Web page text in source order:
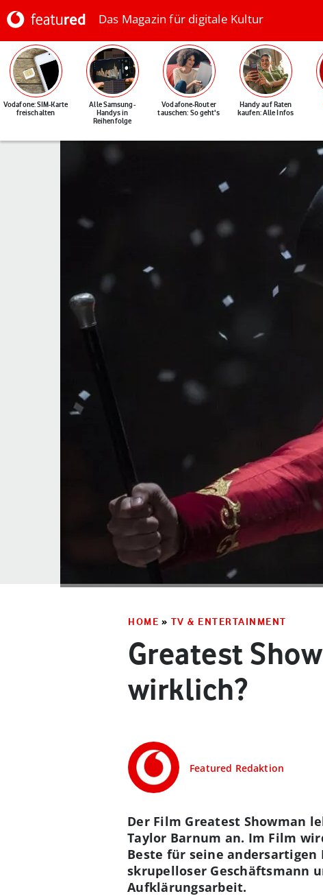
Das Magazin für digitale Kultur
Vodafone: SIM-Karte
freischalten
Alle Samsung-
Handys in
Reihenfolge
Vodafone-Router
tauschen: So geht's
Handy auf Raten
kaufen: Alle Infos
HOME » TV & ENTERTAINMENT
Greatest
wirklich?
Featured Redaktion
Der Film Greatest Showman
Taylor Barnum an. Im Film
Beste für seine
skrupelloser Geschäftsmann
Aufklärungsarbeit.